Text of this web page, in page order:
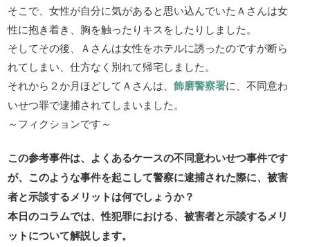
そこで、女性が自分に気があると思い込んでいたＡさんは女
性に抱き着き、胸を触ったりキスをしたりしました。
そしてその後、Ａさんは女性をホテルに誘ったのですが断ら
れてしまい、仕方なく別れて帰宅しました。
それから２か月ほどしてＡさんは、飾磨警察署に、不同意わ
いせつ罪で逮捕されてしまいました。
～フィクションです～
この参考事件は、よくあるケースの不同意わいせつ事件です
が、このような事件を起こして警察に逮捕された際に、被害
者と示談するメリットは何でしょうか？
本日のコラムでは、性犯罪における、被害者と示談するメリ
ットについて解説します。